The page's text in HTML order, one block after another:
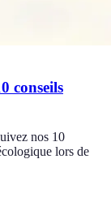
conseils
nos 10
lors de